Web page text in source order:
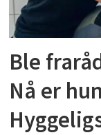
Ble
Nå er